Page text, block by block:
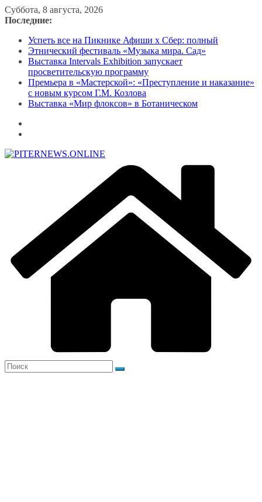
Перейти
к
Суббота, 8 августа, 2026
Последние:
Успеть все на Пикнике Афиши x Сбер: полный
Этнический фестиваль «Музыка мира. Сад»
Выставка Intervals Exhibition запускает
просветительскую программу
Премьера в «Мастерской»: «Преступление и наказание»
с новым курсом Г.М. Козлова
Выставка «Мир флоксов» в Ботаническом